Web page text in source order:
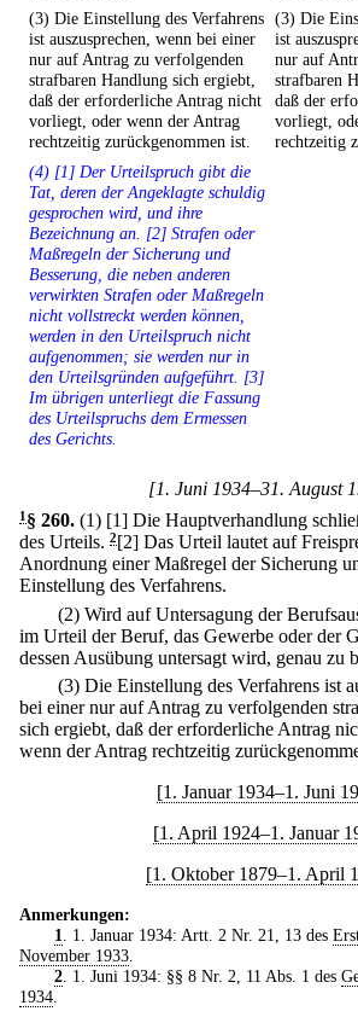
(3) Die Einstellung des Verfahrens
ist auszusprechen, wenn bei einer
nur auf Antrag zu verfolgenden
strafbaren Handlung sich ergiebt,
daß der erforderliche Antrag nicht
vorliegt, oder wenn der Antrag
rechtzeitig zurückgenommen ist.
(3) Die
ist
nur auf
strafbaren
daß der
vorliegt,
rechtzeitig
(4) [1] Der Urteilspruch gibt die
Tat, deren der Angeklagte schuldig
gesprochen wird, und ihre
Bezeichnung an. [2] Strafen oder
Maßregeln der Sicherung und
Besserung, die neben anderen
verwirkten Strafen oder Maßregeln
nicht vollstreckt werden können,
werden in den Urteilspruch nicht
aufgenommen; sie werden nur in
den Urteilsgründen aufgeführt. [3]
Im übrigen unterliegt die Fassung
des Urteilspruchs dem Ermessen
des Gerichts.
[1. Juni 1934–31. August
1§ 260. (1) [1] Die Hauptverhandlung
des Urteils. 2[2] Das Urteil lautet auf
Anordnung einer Maßregel der Sicherung
Einstellung des Verfahrens.
(2) Wird auf Untersagung der
im Urteil der Beruf, das Gewerbe oder der
dessen Ausübung untersagt wird, genau zu
(3) Die Einstellung des Verfahrens ist
bei einer nur auf Antrag zu verfolgenden
sich ergiebt, daß der erforderliche Antrag
wenn der Antrag rechtzeitig
[1. Januar 1934–1. Juni
[1. April 1924–1. Januar
[1. Oktober 1879–1. April
Anmerkungen:
1
. 1. Januar 1934: Artt. 2 Nr. 21, 13 des
November 1933
2. 1. Juni 1934: §§ 8 Nr. 2, 11 Abs. 1 des
1934